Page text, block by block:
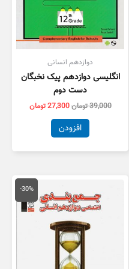
دوازدهم انسانی
انگلیسی دوازدهم پیک نخبگان
دست دوم
39,000تومان27,300تومان
افزودن
-30%
اصلی
24,000 تومان
بود.
قیمت
فعلی
است.